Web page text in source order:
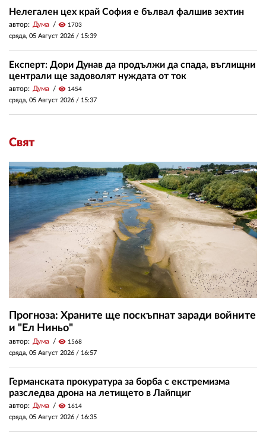
Нелегален цех край София е бълвал фалшив зехтин
автор: Дума visibility 1703
сряда, 05 Август 2026 / 15:39
Експерт: Дори Дунав да продължи да спада, въглищни
централи ще задоволят нуждата от ток
автор: Дума visibility 1454
сряда, 05 Август 2026 / 15:37
Свят
Прогноза: Храните ще поскъпнат заради войните
и "Ел Ниньо"
автор: Дума visibility 1568
сряда, 05 Август 2026 / 16:57
Германската прокуратура за борба с екстремизма
разследва дрона на летището в Лайпциг
автор: Дума visibility 1614
сряда, 05 Август 2026 / 16:35